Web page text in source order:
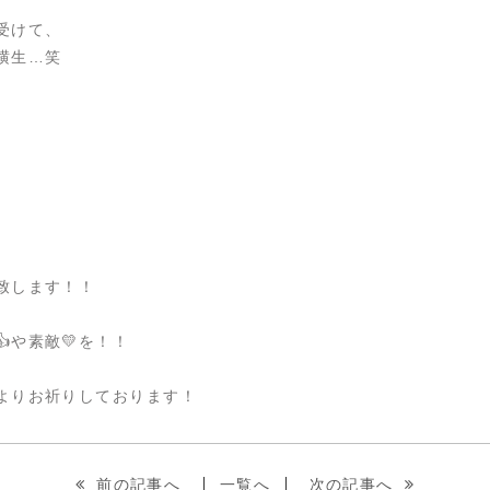
て、
生…笑
します！！
素敵💛を！！
お祈りしております！
前の記事へ 一覧へ 次の記事へ